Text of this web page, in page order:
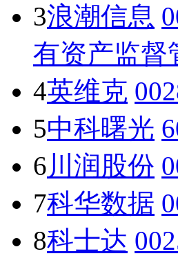
3浪潮信息
有资产监督
4英维克
5中科曙光
6川润股份
7科华数据
8科士达